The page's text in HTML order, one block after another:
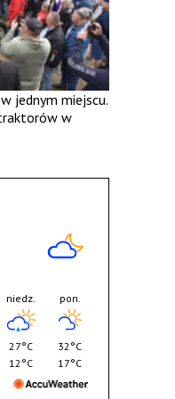
jednym miejscu.
w
niedz.
27°C
12°C
pon.
32°C
17°C